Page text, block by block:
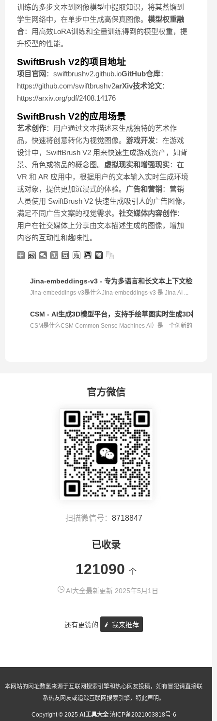
训练的多步文本到图像模型中提取知识，将其蒸馏到
学生网络中，在单步中生成高保真图像。 模型权重融
合：用高效LoRA训练和全量训练得到的模型权重，提
升模型的性能。
SwiftBrush V2的项目地址
项目官网 ：swiftbrushv2.github.ioGitHub仓库：
https://github.com/swiftbrushv2arXiv技术论文：
https://arxiv.org/pdf/2408.14176
SwiftBrush V2的应用场景
艺术创作：用户通过文本描述来生成独特的艺术作
品，快速将创意转化为视觉图像。 游戏开发：在游戏
设计中，SwiftBrush V2 用来快速生成游戏资产，如背
景、角色或物品的概念图。 虚拟现实和增强现实：在
VR 和 AR 应用中，根据用户的文本输入实时生成环境
或对象，提供更加沉浸式的体验。 广告和营销：营销
人员使用 SwiftBrush V2 快速生成吸引人的广告图像，
满足不同广告文案的视觉需求。 社交媒体内容创作：
用户在社交媒体上分享由文本描述生成的图像，增加
内容的互动性和趣味性。
Jina-embeddings-v3 - 专为多语言和长文本上下文检索设计
Jina-embeddings-v3是什么Jina-embeddings-v3 是 Jina AI ...
CSM - AI生成3D模型平台，支持手绘草图实时生成3D模型
CSM是什么CSM Common Sense Machines AI）是一个创新的
官方微信
扫描微信号： 8718847
已收录
121090 个
AI大全最新更新 2025年5月1日
还有更赞的 我来推荐
本网站的网址数氢来源于互联网搜索引擎和热心网友投稿，如有冒犯请直接联
系热友网友或追踪互联网搜索引擎，特此声明。
Copyright © 2025 AI工具大全 滇ICP备2021003818号-6